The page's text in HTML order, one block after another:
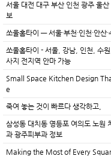
서울 대전 대구 부산 인천 광주 울
보
쏘울홈타이 — 서울·부천·인천·안산
쏘울홈타이 - 서울, 강남, 인천, 수
사지 전지역 안마 가능
Small Space Kitchen Design
e
죽여 놓는 것이 빠르다 생각하고,
삼성동 대치동 영등포 여의도 노원
과 광주피부과 정보
Making the Most of Every